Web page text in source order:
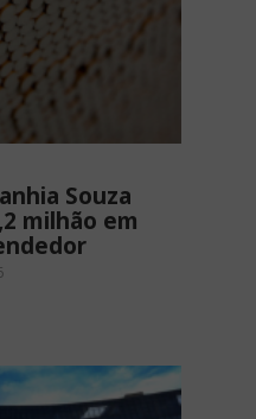
Souza
milhão em